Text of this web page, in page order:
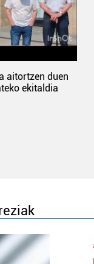
aitortzen duen
ekitaldia